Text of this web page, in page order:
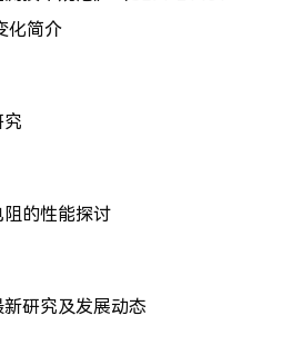
化简介
的性能探讨
研究及发展动态